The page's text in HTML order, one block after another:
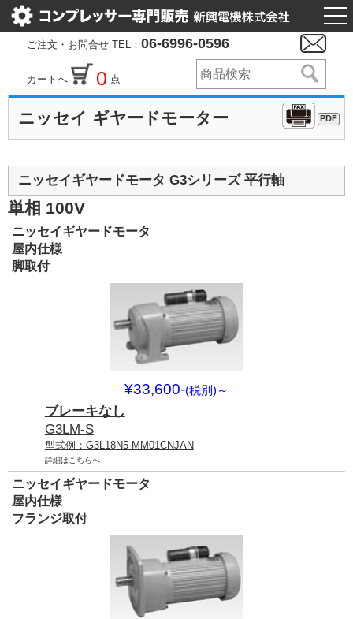
ご注文・お問合せ TEL： 06-6996-0596
カートへ 0 点
ニッセイ ギヤードモーター PDF
ニッセイギヤードモータ G3シリーズ 平行軸
単相 100V
ニッセイギヤードモータ
屋内仕様
脚取付
¥33,600-(税別) ～
ブレーキなし
G3LM-S
型式例：G3L18N5-MM01CNJAN
詳細はこちらへ
ニッセイギヤードモータ
屋内仕様
フランジ取付